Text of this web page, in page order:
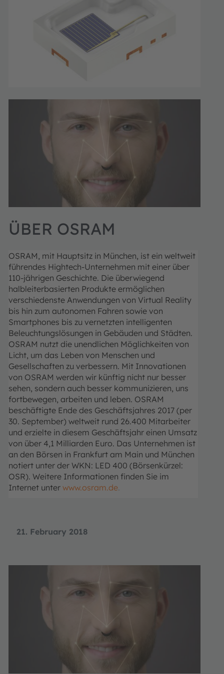
21. February 2018
ÜBER OSRAM
OSRAM, mit Hauptsitz in München, ist ein weltweit
führendes Hightech-Unternehmen mit einer über
110-jährigen Geschichte. Die überwiegend
halbleiterbasierten Produkte ermöglichen
verschiedenste Anwendungen von Virtual Reality
bis hin zum autonomen Fahren sowie von
Smartphones bis zu vernetzten intelligenten
Beleuchtungslösungen in Gebäuden und Städten.
OSRAM nutzt die unendlichen Möglichkeiten von
Licht, um das Leben von Menschen und
Gesellschaften zu verbessern. Mit Innovationen
von OSRAM werden wir künftig nicht nur besser
sehen, sondern auch besser kommunizieren, uns
fortbewegen, arbeiten und leben. OSRAM
beschäftigte Ende des Geschäftsjahres 2017 (per
30. September) weltweit rund 26.400 Mitarbeiter
und erzielte in diesem Geschäftsjahr einen Umsatz
von über 4,1 Milliarden Euro. Das Unternehmen ist
an den Börsen in Frankfurt am Main und München
notiert unter der WKN: LED 400 (Börsenkürzel:
OSR). Weitere Informationen finden Sie im
Internet unter www.osram.de.